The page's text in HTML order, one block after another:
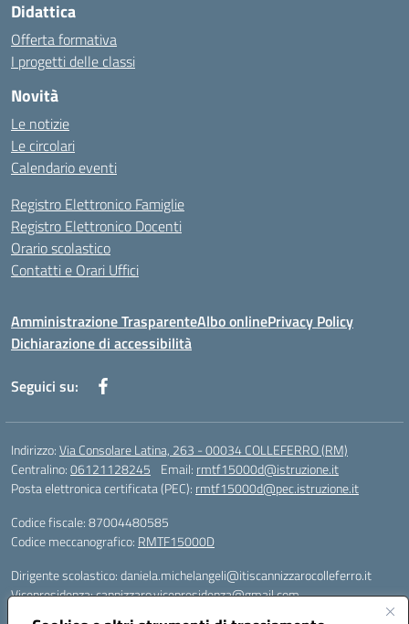
Didattica
Offerta formativa
I progetti delle classi
Novità
Le notizie
Le circolari
Calendario eventi
Registro Elettronico Famiglie
Registro Elettronico Docenti
Orario scolastico
Contatti e Orari Uffici
Amministrazione TrasparenteAlbo onlinePrivacy Policy
Dichiarazione di accessibilità
Seguici su:
Indirizzo:Via Consolare Latina, 263 - 00034 COLLEFERRO (RM)
Centralino:06121128245 Email: rmtf15000d@istruzione.it
Posta elettronica certificata (PEC): rmtf15000d@pec.istruzione.it
Codice fiscale: 87004480585
Codice meccanografico: RMTF15000D
Dirigente scolastico: daniela.michelangeli@itiscannizzarocolleferro.it
Vicepresidenza: cannizzaro.vicepresidenza@gmail.com